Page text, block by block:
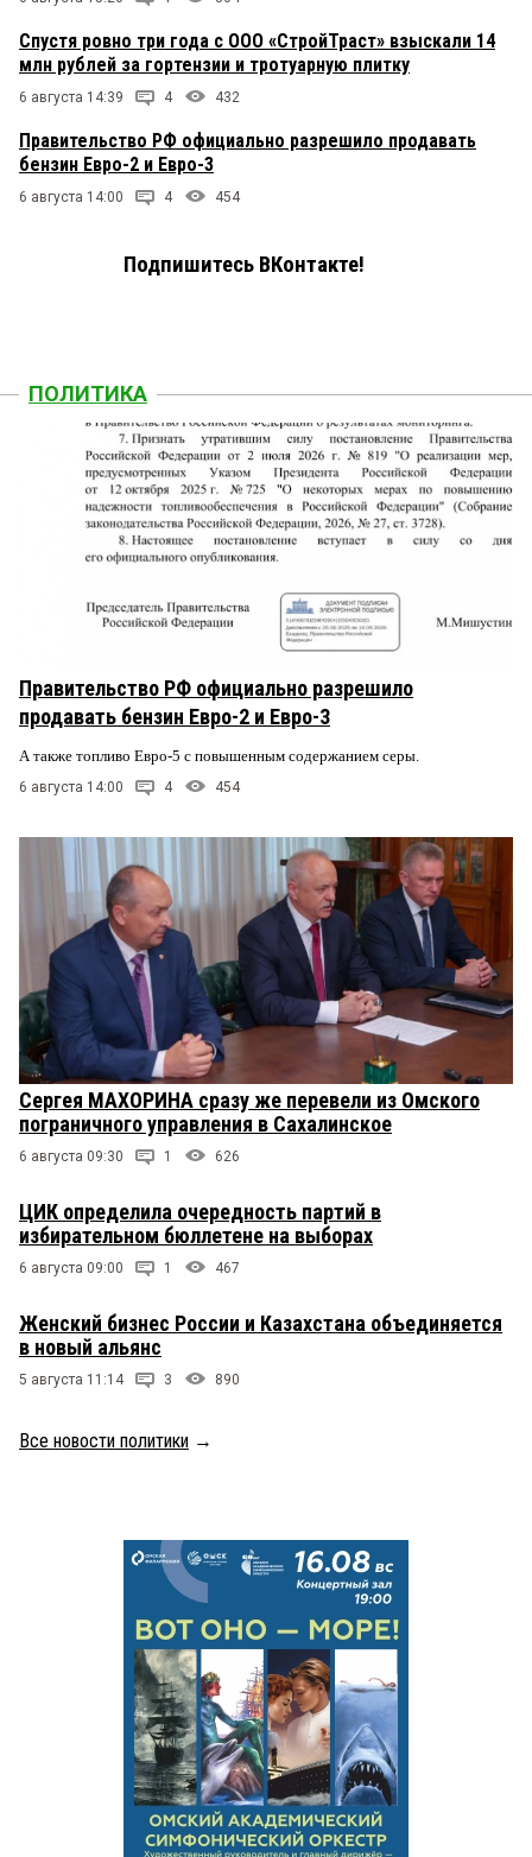
Спустя ровно три года с ООО «СтройТраст» взыскали 14
млн рублей за гортензии и тротуарную плитку
6 августа 14:39 4 432
Правительство РФ официально разрешило продавать
бензин Евро-2 и Евро-3
6 августа 14:00 4 454
Подпишитесь ВКонтакте!
ПОЛИТИКА
Правительство РФ официально разрешило
продавать бензин Евро-2 и Евро-3
А также топливо Евро-5 с повышенным содержанием серы.
6 августа 14:00 4 454
Сергея МАХОРИНА сразу же перевели из Омского
пограничного управления в Сахалинское
6 августа 09:30 1 626
ЦИК определила очередность партий в
избирательном бюллетене на выборах
6 августа 09:00 1 467
Женский бизнес России и Казахстана объединяется
в новый альянс
5 августа 11:14 3 890
Все новости политики →